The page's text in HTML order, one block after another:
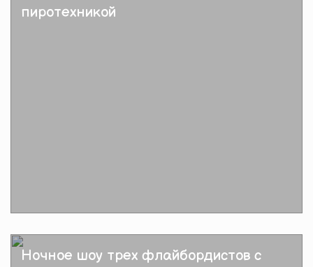
пиротехникой
Подробнее
Ночное шоу трех флайбордистов с